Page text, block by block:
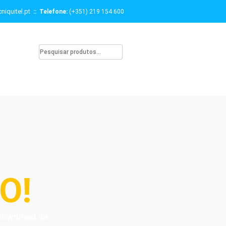
:: Telefone: (+351) 219 154 600